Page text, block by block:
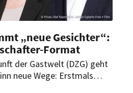
„neue Gesichter“:
Format
der Gastwelt (DZG) geht
neue Wege: Erstmals